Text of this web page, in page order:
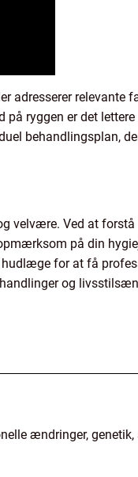
adresserer relevante
på ryggen er det
behandlingsplan,
velvære. Ved at forstå
på din
hudlæge for at få
og
ændringer, genetik,